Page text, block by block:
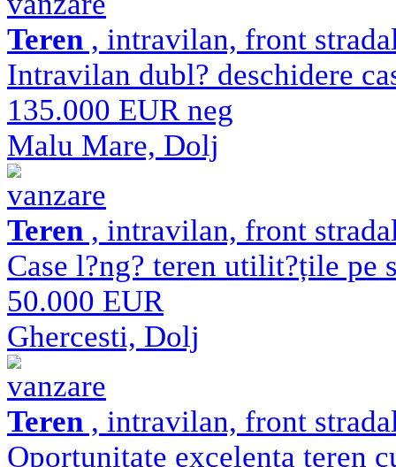
Teren , intravilan, front
Intravilan dubl? deschidere
135.000 EUR neg
Malu Mare, Dolj
vanzare
Teren , intravilan, front
Case l?ng? teren utilit?țile pe
50.000 EUR
Ghercesti, Dolj
vanzare
Teren , intravilan, front
Oportunitate excelenta teren